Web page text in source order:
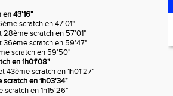
en 43'16"
scratch en 47'01"
28ème scratch en 57'01"
36ème scratch en 59'47"
scratch en 59'50"
en 1h01'08"
43ème scratch en 1h01'27"
en 1h03'34"
scratch en 1h15'26"